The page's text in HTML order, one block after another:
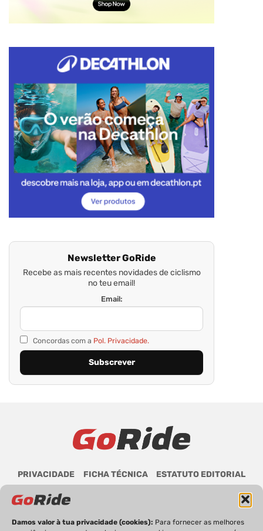
Damos valor à tua privacidade (cookies): Para fornecer as melhores
Newsletter GoRide
Recebe as mais recentes novidades de ciclismo
no teu email!
Email:
Concordas com a Pol. Privacidade.
PRIVACIDADE FICHA TÉCNICA
ESTATUTO EDITORIAL